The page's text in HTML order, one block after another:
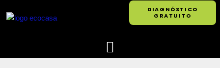
DIAGNÓSTICO
GRATUITO